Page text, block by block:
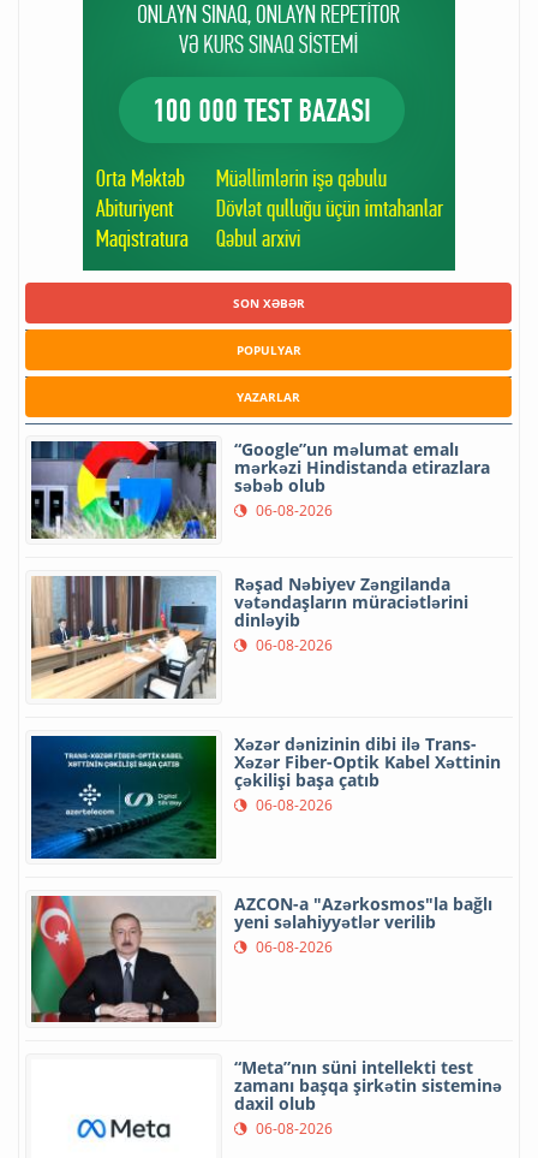
SON XƏBƏR
POPULYAR
YAZARLAR
“Google”un məlumat emalı
mərkəzi Hindistanda etirazlara
səbəb olub
06-08-2026
Rəşad Nəbiyev Zəngilanda
vətəndaşların müraciətlərini
dinləyib
06-08-2026
Xəzər dənizinin dibi ilə Trans-
Xəzər Fiber-Optik Kabel Xəttinin
çəkilişi başa çatıb
06-08-2026
AZCON-a "Azərkosmos"la bağlı
yeni səlahiyyətlər verilib
06-08-2026
“Meta”nın süni intellekti test
zamanı başqa şirkətin sisteminə
daxil olub
06-08-2026